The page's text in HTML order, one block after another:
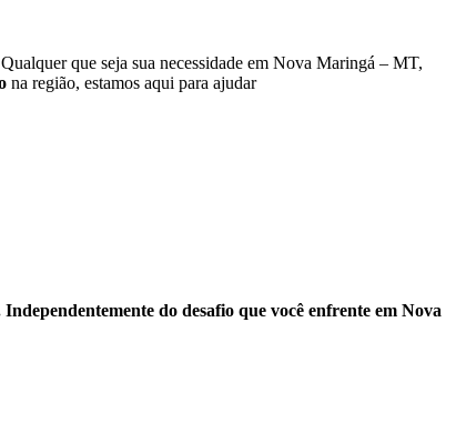
que seja sua necessidade em Nova Maringá – MT,
na região, estamos aqui para ajudar
do desafio que você enfrente em Nova